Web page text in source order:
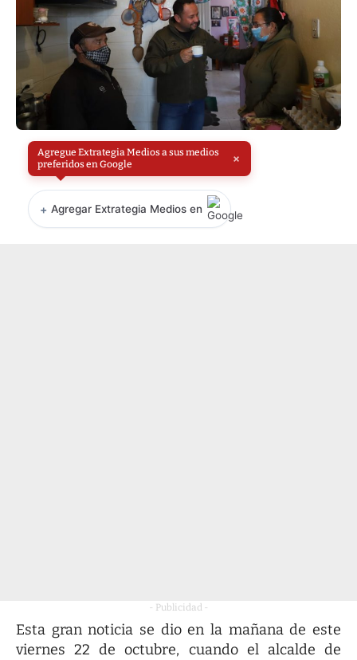
Agregue Extrategia Medios a sus medios
preferidos en Google
×
+ Agregar Extrategia Medios en
- Publicidad -
Esta gran noticia se dio en la mañana de este
viernes 22 de octubre, cuando el alcalde de